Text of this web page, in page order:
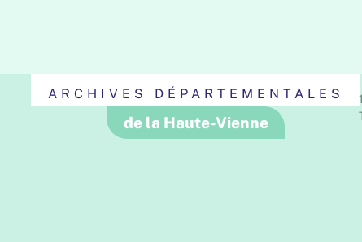
ARCHIVES DÉPARTEMENTALES
de la Haute-Vienne